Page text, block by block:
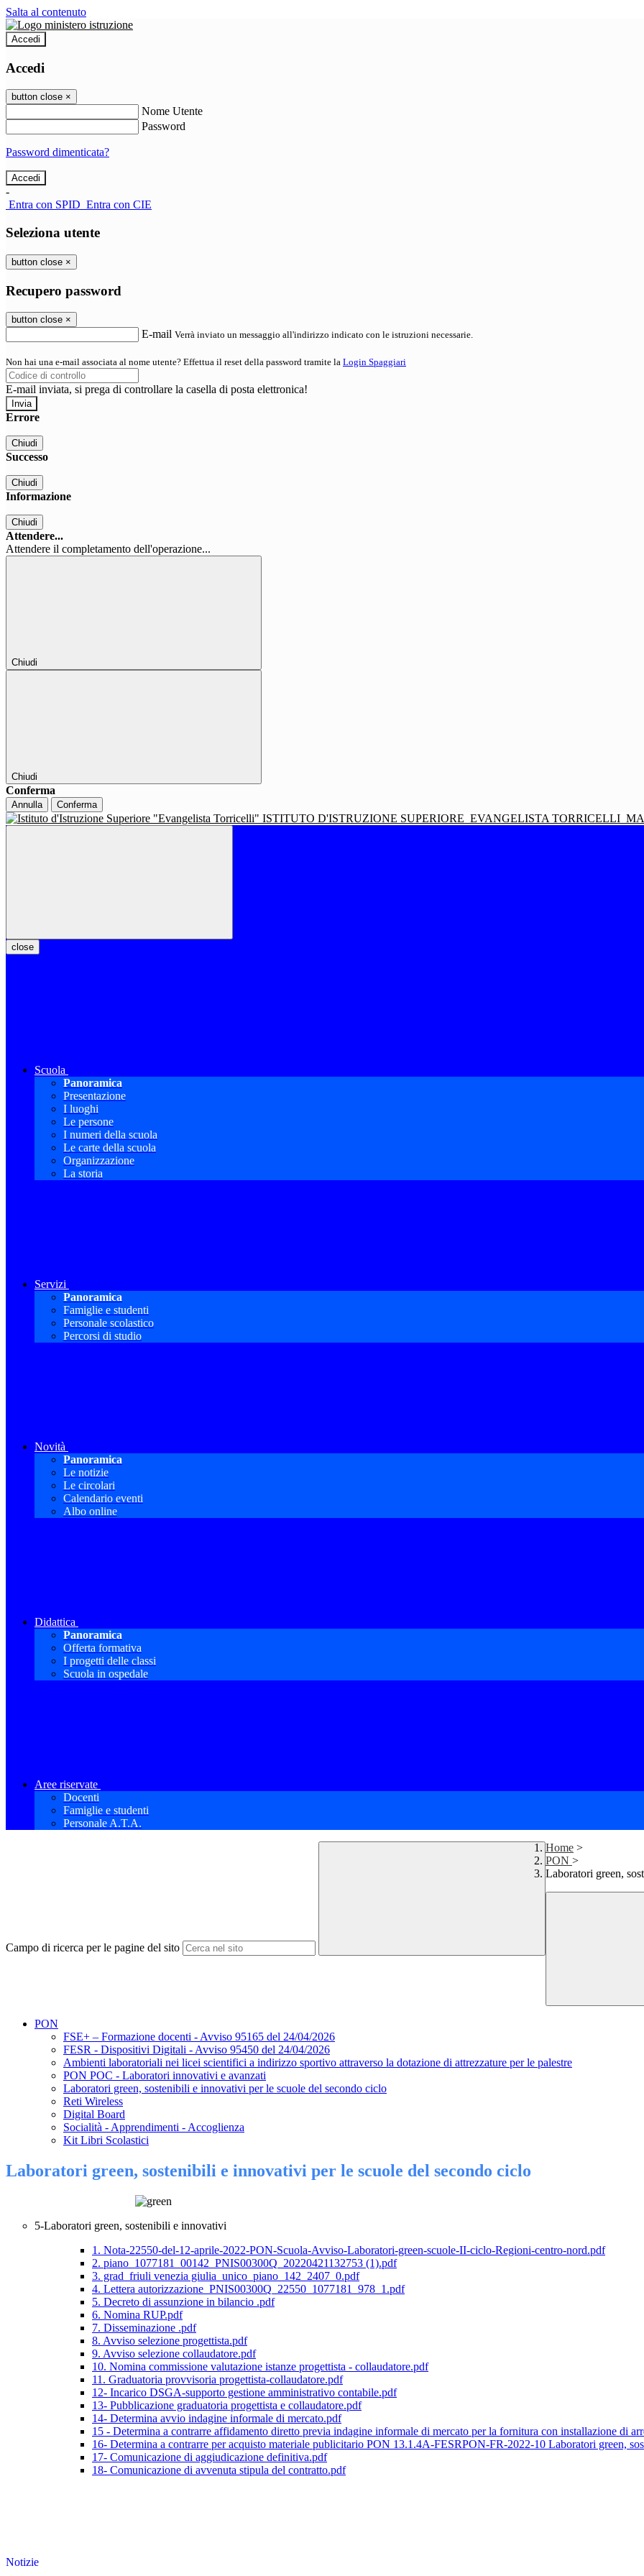
Salta al contenuto
Accedi
Accedi
button close ×
Nome Utente
Password
Password dimenticata?
-
Entra con SPID Entra con CIE
Seleziona utente
button close ×
Recupero password
button close ×
E-mail Verrà inviato un messaggio all'indirizzo indicato con le istruzioni necessarie.
Non hai una e-mail associata al nome utente? Effettua il reset della password tramite la Login Spaggiari
E-mail inviata, si prega di controllare la casella di posta elettronica!
Errore
Chiudi
Successo
Chiudi
Informazione
Chiudi
Attendere...
Attendere il completamento dell'operazione...
Chiudi
Chiudi
Conferma
Annulla Conferma
ISTITUTO D'ISTRUZIONE SUPERIORE EVANGELISTA TORRICELLI
close
Scuola
Panoramica
Presentazione
I luoghi
Le persone
I numeri della scuola
Le carte della scuola
Organizzazione
La storia
Servizi
Panoramica
Famiglie e studenti
Personale scolastico
Percorsi di studio
Novità
Panoramica
Le notizie
Le circolari
Calendario eventi
Albo online
Didattica
Panoramica
Offerta formativa
I progetti delle classi
Scuola in ospedale
Aree riservate
Docenti
Famiglie e studenti
Personale A.T.A.
Campo di ricerca per le pagine del sito
Home >
PON >
Laboratori green,
PON
FSE+ – Formazione docenti - Avviso 95165 del 24/04/2026
FESR - Dispositivi Digitali - Avviso 95450 del 24/04/2026
Ambienti laboratoriali nei licei scientifici a indirizzo sportivo attraverso la dotazione di attrezzature per le palestre
PON POC - Laboratori innovativi e avanzati
Laboratori green, sostenibili e innovativi per le scuole del secondo ciclo
Reti Wireless
Digital Board
Socialità - Apprendimenti - Accoglienza
Kit Libri Scolastici
Laboratori green, sostenibili e innovativi per le scuole del secondo ciclo
5-Laboratori green, sostenibili e innovativi
1. Nota-22550-del-12-aprile-2022-PON-Scuola-Avviso-Laboratori-green-scuole-II-ciclo-Regioni-centro-nord.pdf
2. piano_1077181_00142_PNIS00300Q_20220421132753 (1).pdf
3. grad_friuli venezia giulia_unico_piano_142_2407_0.pdf
4. Lettera autorizzazione_PNIS00300Q_22550_1077181_978_1.pdf
5. Decreto di assunzione in bilancio .pdf
6. Nomina RUP.pdf
7. Disseminazione .pdf
8. Avviso selezione progettista.pdf
9. Avviso selezione collaudatore.pdf
10. Nomina commissione valutazione istanze progettista - collaudatore.pdf
11. Graduatoria provvisoria progettista-collaudatore.pdf
12- Incarico DSGA-supporto gestione amministrativo contabile.pdf
13- Pubblicazione graduatoria progettista e collaudatore.pdf
14- Determina avvio indagine informale di mercato.pdf
15 - Determina a contrarre affidamento diretto previa indagine informale di mercato per la fornitura con installazione di
16- Determina a contrarre per acquisto materiale publicitario PON 13.1.4A-FESRPON-FR-2022-10 Laboratori green,
17- Comunicazione di aggiudicazione definitiva.pdf
18- Comunicazione di avvenuta stipula del contratto.pdf
Notizie